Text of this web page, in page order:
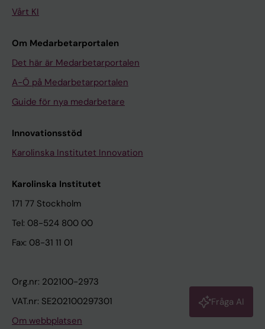
Vårt KI
Om Medarbetarportalen
Det här är Medarbetarportalen
A-Ö på Medarbetarportalen
Guide för nya medarbetare
Innovationsstöd
Karolinska Institutet Innovation
Karolinska Institutet
171 77 Stockholm
Tel: 08-524 800 00
Fax: 08-31 11 01
Org.nr: 202100-2973
VAT.nr: SE202100297301
Om webbplatsen
Fråga AI